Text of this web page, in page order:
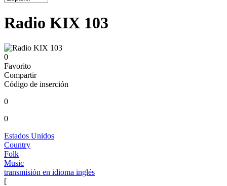
Radio KIX 103
0
Favorito
Compartir
Código de inserción
0
0
Estados Unidos
Country
Folk
Music
transmisión en idioma inglés
[